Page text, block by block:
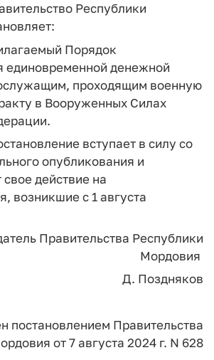
Республики
Порядок
единовременной денежной
проходящим военную
в Вооруженных Силах
вступает в силу со
опубликования и
действие на
возникшие с 1 августа
Правительства Республики
Мордовия
Д. Поздняков
постановлением Правительства
от 7 августа 2024 г. N 628